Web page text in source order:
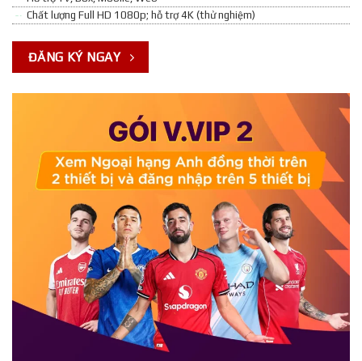
Chất lượng Full HD 1080p; hỗ trợ 4K (thử nghiệm)
ĐĂNG KÝ NGAY